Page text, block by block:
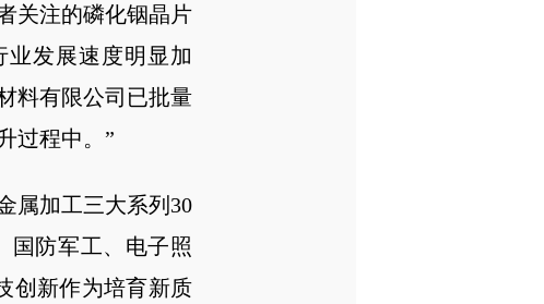
关注的磷化铟晶片
业发展速度明显加
料有限公司已批量
过程中。”
属加工三大系列30
国防军工、电子照
创新作为培育新质